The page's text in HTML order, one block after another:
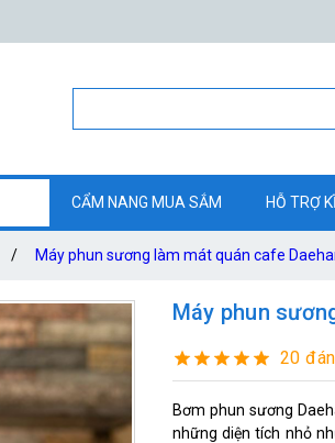
CẨM NANG MUA SẮM HỖ TRỢ
/ Máy phun sương làm mát quán cafe
Máy phun
20
Bơm phun sương
những diện tích nhỏ